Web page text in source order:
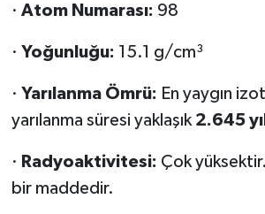
· Atom Numarası: 98
· Yoğunluğu: 15.1 g/cm³
· Yarılanma Ömrü: En yaygın
yarılanma süresi yaklaşık 2.645 yıl
· Radyoaktivitesi: Çok
bir maddedir.